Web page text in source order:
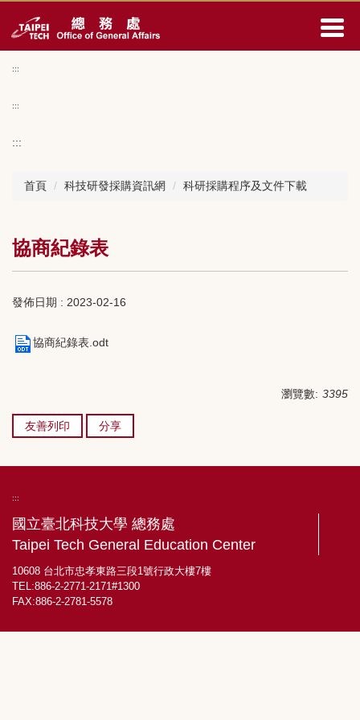
到
區
:::
:::
:::
首頁 科技研發採購資訊網 科研採購程序及文件下載
協商紀錄表
發佈日期 : 2023-02-16
協商紀錄表.odt
瀏覽數: 3395
友善列印 分享
:::
國立臺北科技大學 總務處
Taipei Tech General Education Center
10608 台北市忠孝東路三段1號行政大樓7樓
TEL:886-2-2771-2171#1300
FAX:886-2-2781-5578